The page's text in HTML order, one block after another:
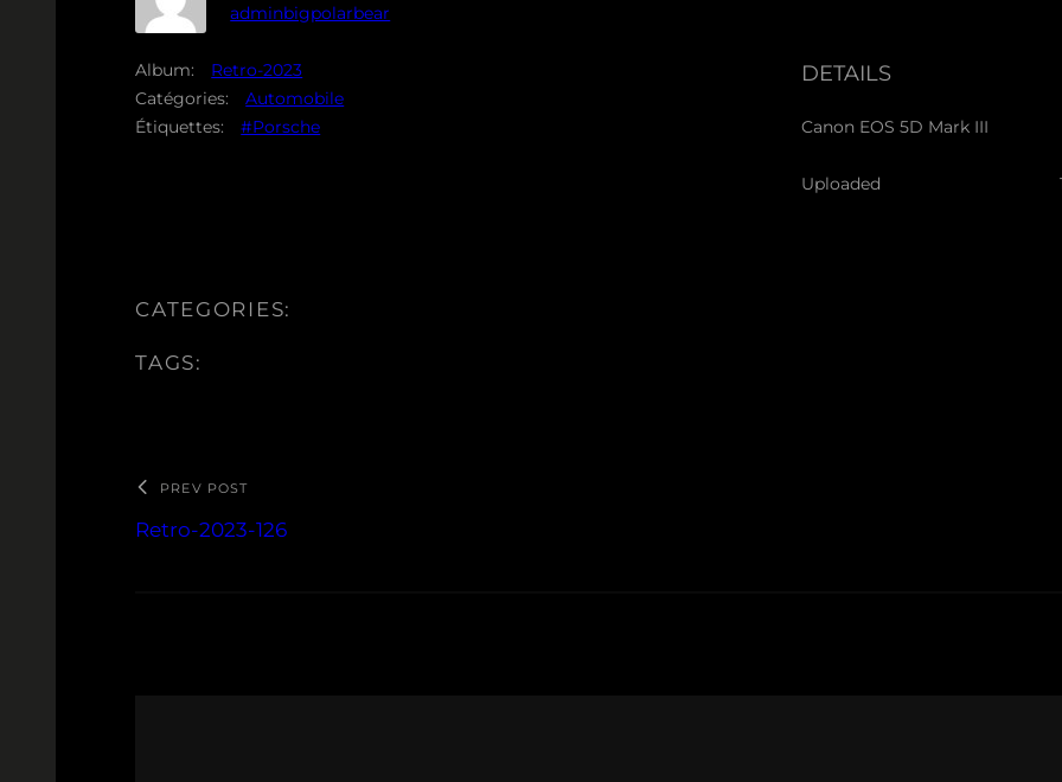
adminbigpolarbear
Album:
Retro-2023
Catégories:
Automobile
Étiquettes:
#Porsche
DETAILS
Canon EOS 5D Mark III
Uploaded
CATEGORIES:
TAGS:
PREV POST
Retro-2023-126